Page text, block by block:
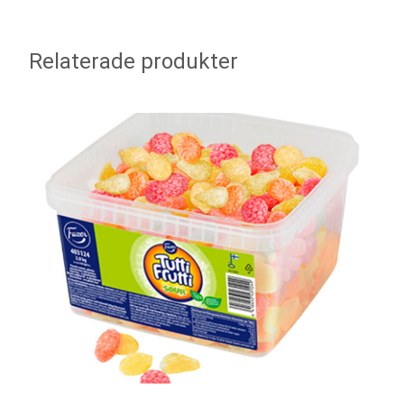
Relaterade produkter